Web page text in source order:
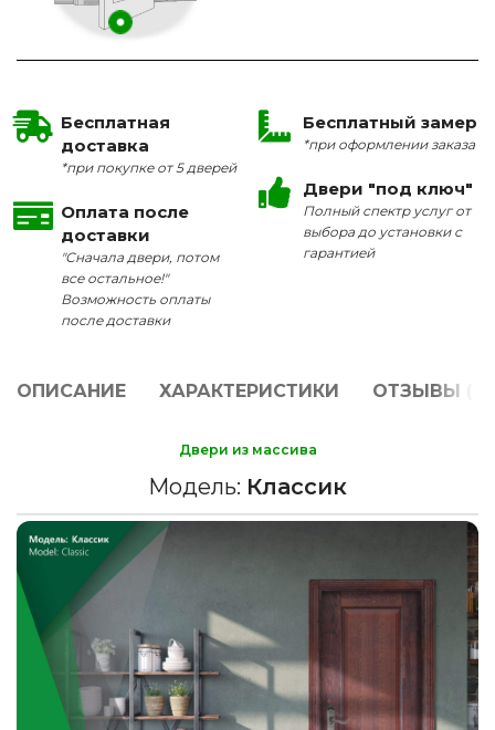
Бесплатная
доставка
*при покупке от 5 дверей
Оплата после
доставки
"Сначала двери, потом
все остальное!"
Возможность оплаты
после доставки
Бесплатный замер
*при оформлении заказа
Двери "под ключ"
Полный спектр услуг от
выбора до установки с
гарантией
ОПИСАНИЕ ХАРАКТЕРИСТИКИ ОТЗЫВЫ (0)
Двери из массива
Модель: Классик